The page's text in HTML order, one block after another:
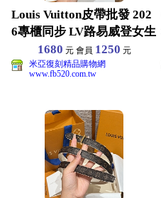
Louis Vuitton皮帶批發 202
6專櫃同步 LV路易威登女生
1680 元 會員 1250 元
米亞復刻精品購物網
www.fb520.com.tw